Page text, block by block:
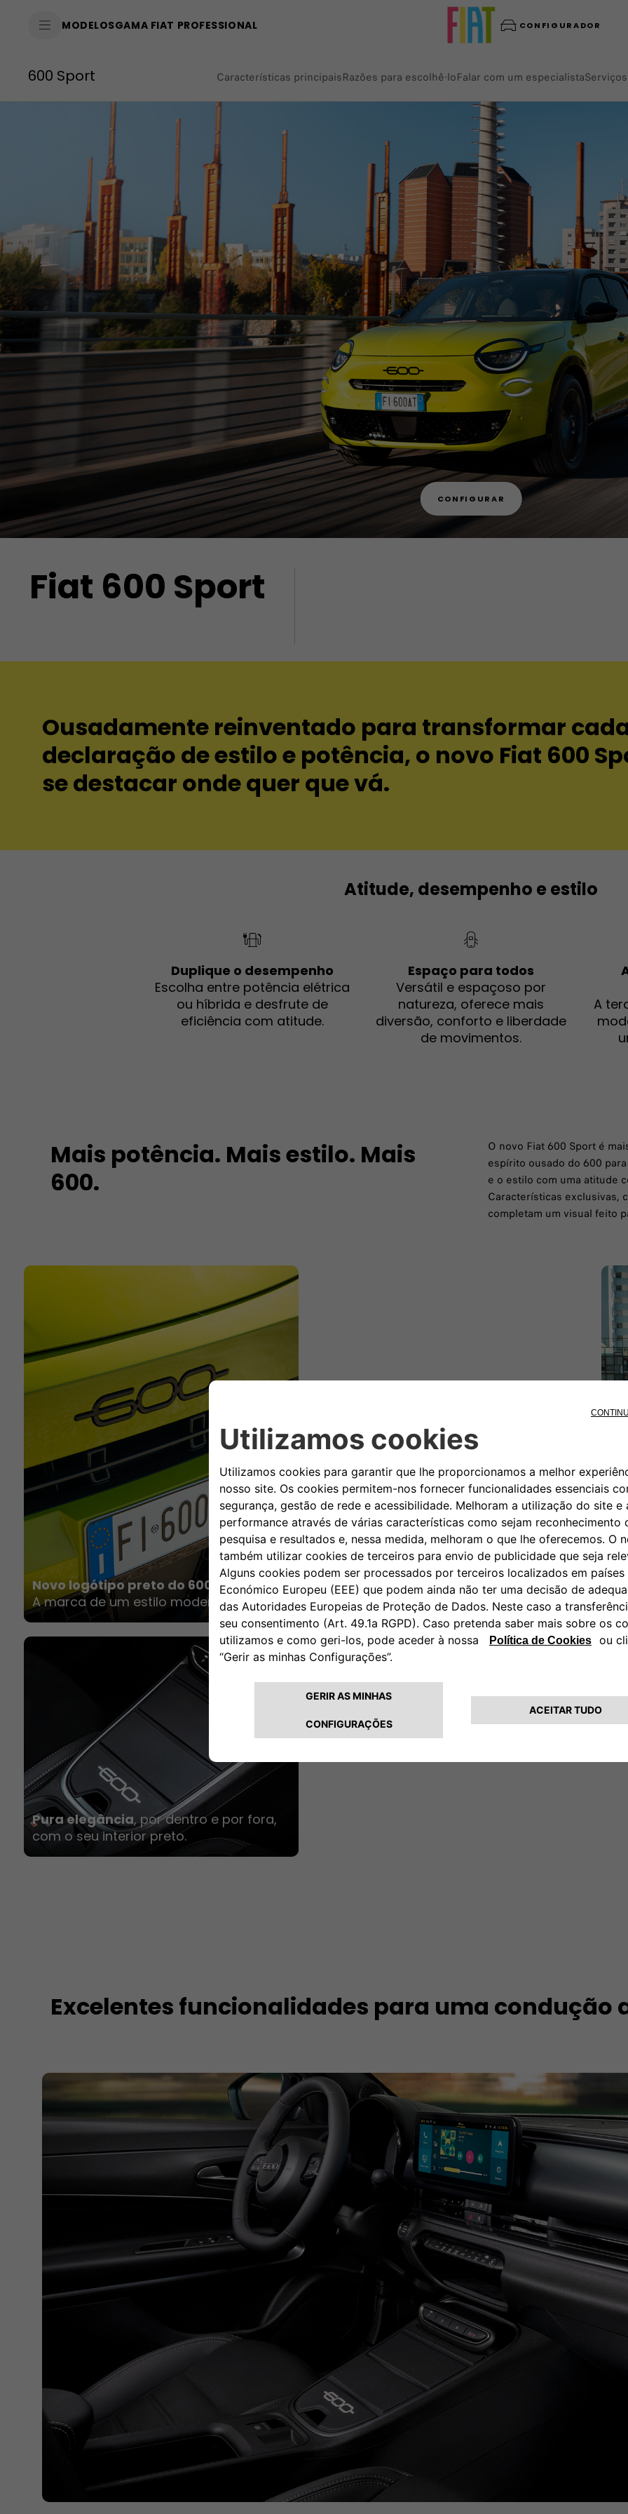
MODELOSGAMA FIAT PROFESSIONAL CONFIGURADOR
600 Sport Características principaisRazões para escolhê-loFalar com um especialista
CONFIGURAR
Fiat 600 Sport
Ousadamente reinventado para transformar
declaração de estilo e potência, o novo Fiat 600
se destacar onde quer que vá.
Atitude, desempenho e estilo
Duplique o desempenho
Escolha entre potência elétrica
ou híbrida e desfrute de
eficiência com atitude.
Espaço para todos
Versátil e espaçoso por
natureza, oferece mais
diversão, conforto e liberdade
de movimentos.
A
Mais potência. Mais estilo. Mais
600.
O novo Fiat 600 Sport é
espírito ousado do 600
e o estilo com uma atitude
Características exclusivas,
completam um visual feito
Novo logótipo preto do 600
A marca de um estilo moderno.
Pura elegância, por dentro e por fora,
com o seu interior preto.
Novo acabamento do tabliê
Uma diferença que se destaca.
o
Excelentes funcionalidades para uma condução